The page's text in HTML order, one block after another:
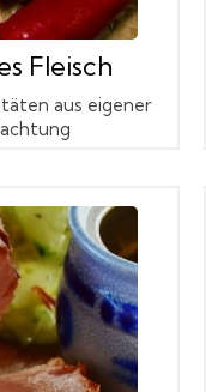
Fleisch
aus eigener